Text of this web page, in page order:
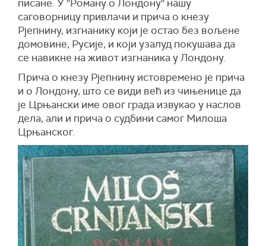
писане. У ''Роману о Лондону'' нашу
саговорницу привлачи и прича о кнезу
Рјепнину, изгнанику који је остао без вољене
домовине, Русије, и који узалуд покушава да
се навикне на живот изгнаника у Лондону.
Прича о кнезу Рјепнину истовремено је прича
и о Лондону, што се види већ из чињенице да
је Црњански име овог града извукао у наслов
дела, али и прича о судбини самог Милоша
Црњанског.